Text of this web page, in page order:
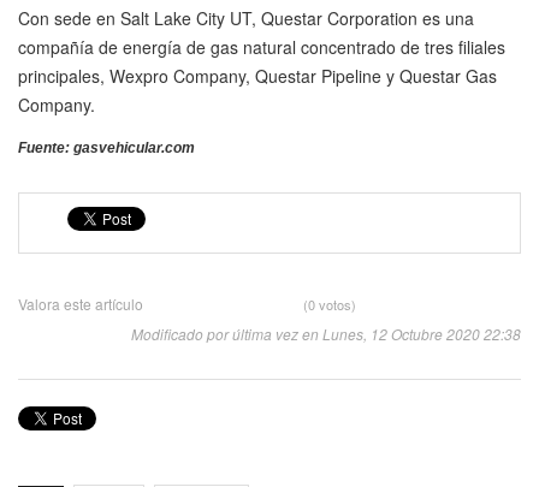
Con sede en Salt Lake City UT, Questar Corporation es una
compañía de energía de gas natural concentrado de tres filiales
principales, Wexpro Company, Questar Pipeline y Questar Gas
Company.
Fuente: gasvehicular.com
Valora este artículo (0 votos)
Modificado por última vez en Lunes, 12 Octubre 2020 22:38